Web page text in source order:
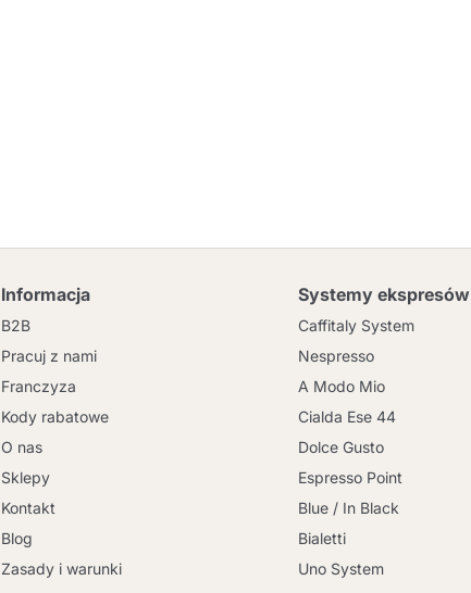
Informacja
B2B
Pracuj z nami
Franczyza
Kody rabatowe
O nas
Sklepy
Kontakt
Blog
Zasady i warunki
Systemy ekspresów
Caffitaly System
Nespresso
A Modo Mio
Cialda Ese 44
Dolce Gusto
Espresso Point
Blue / In Black
Bialetti
Uno System